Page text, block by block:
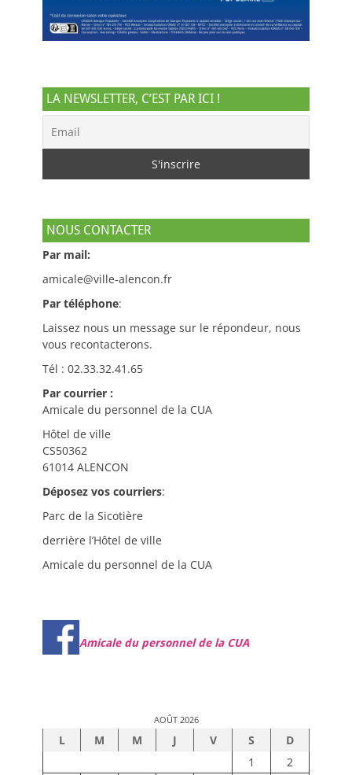
LA NEWSLETTER, C’EST PAR ICI !
NOUS CONTACTER
Par mail:
amicale@ville-alencon.fr
Par téléphone:
Laissez nous un message sur le répondeur, nous
vous recontacterons.
Tél : 02.33.32.41.65
Par courrier :
Amicale du personnel de la CUA
Hôtel de ville
CS50362
61014 ALENCON
Déposez vos courriers:
Parc de la Sicotière
derrière l’Hôtel de ville
Amicale du personnel de la CUA
Amicale du personnel de la CUA
AOÛT 2026
L M M J V S
D
1
2